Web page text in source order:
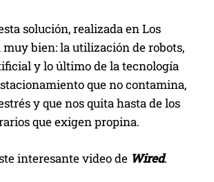
solución, realizada en Los
muy bien: la utilización de robots,
y lo último de la tecnología
que no contamina,
y que nos quita hasta de los
que exigen propina.
interesante video de Wired.